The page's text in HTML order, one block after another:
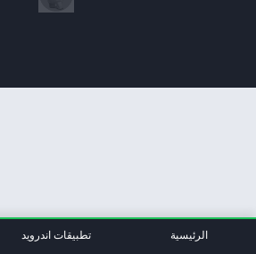
الرئيسية تطبيقات اندرويد